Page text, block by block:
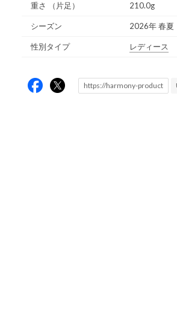
重さ （片足） 210.0g
シーズン 2026年 春夏
性別タイプ レディース